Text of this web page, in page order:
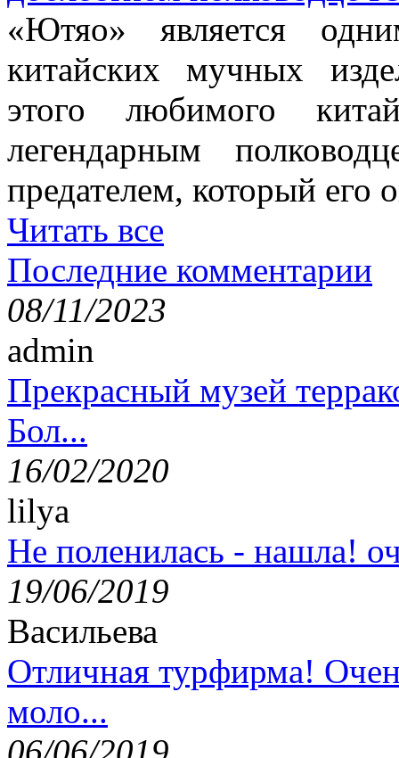
«Ютяо» является
китайских мучных
этого любимого
легендарным
предателем, который его
Читать все
Последние комментарии
08/11/2023
admin
Прекрасный музей
Бол...
16/02/2020
lilya
Не поленилась - нашла!
19/06/2019
Васильева
Отличная турфирма!
моло...